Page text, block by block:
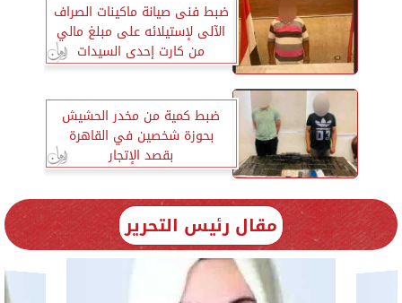
ضبط فنى صيانة ماكينات الصراف
الآلى لإستيلائه على مبلغ مالي
من كارت إحدى السيدات
ضبط كمية من مخدر الحشيش
بحوزة شخصين في القاهرة
بقصد الإتجار
مقال رئيس التحرير